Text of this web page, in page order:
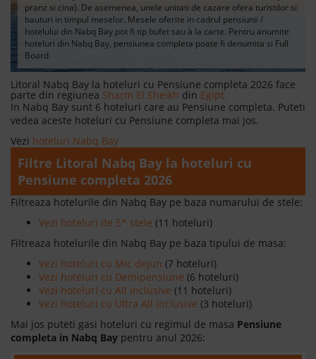
pranz si cina). De asemenea, unele unitati de cazare ofera turistilor si
bauturi in timpul meselor. Mesele oferite in cadrul pensiunii /
hotelului din Nabq Bay pot fi tip bufet sau à la carte. Pentru anumite
hoteluri din Nabq Bay, pensiunea completa poate fi denumita si Full
Board
Litoral Nabq Bay la hoteluri cu Pensiune completa 2026 face
parte din regiunea Sharm El Sheikh din Egipt.
In Nabq Bay sunt 6 hoteluri care au Pensiune completa. Puteti
vedea aceste hoteluri cu Pensiune completa mai jos.
Vezi hoteluri Nabq Bay
Filtre Litoral Nabq Bay la hoteluri cu
Pensiune completa 2026
Filtreaza hotelurile din Nabq Bay pe baza numarului de stele:
Vezi hoteluri de 5* stele (11 hoteluri)
Filtreaza hotelurile din Nabq Bay pe baza tipului de masa:
Vezi hoteluri cu Mic dejun (7 hoteluri)
Vezi hoteluri cu Demipensiune (6 hoteluri)
Vezi hoteluri cu All inclusive (11 hoteluri)
Vezi hoteluri cu Ultra All inclusive (3 hoteluri)
Mai jos puteti gasi hoteluri cu regimul de masa Pensiune
completa in Nabq Bay pentru anul 2026: